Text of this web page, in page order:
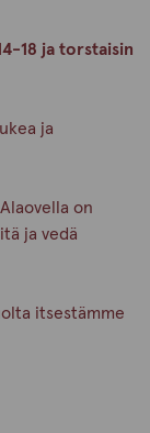
18 ja torstaisin
ja
on
ja vedä
itsestämme